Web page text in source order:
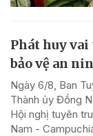
Phát huy
bảo vệ an
Ngày 6/8, Ban
Thành ủy Đồng
Hội nghị tuyên
Nam -